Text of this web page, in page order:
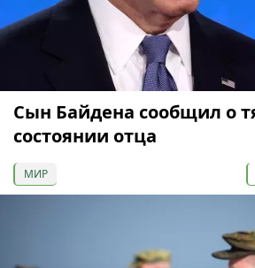
Сын Байдена сообщил о
состоянии отца
МИР